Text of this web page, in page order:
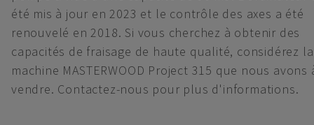
été mis à jour en 2023 et le contrôle des axes a été
renouvelé en 2018. Si vous cherchez à obtenir des
capacités de fraisage de haute qualité, considérez la
machine MASTERWOOD Project 315 que nous avons
vendre. Contactez-nous pour plus d'informations.